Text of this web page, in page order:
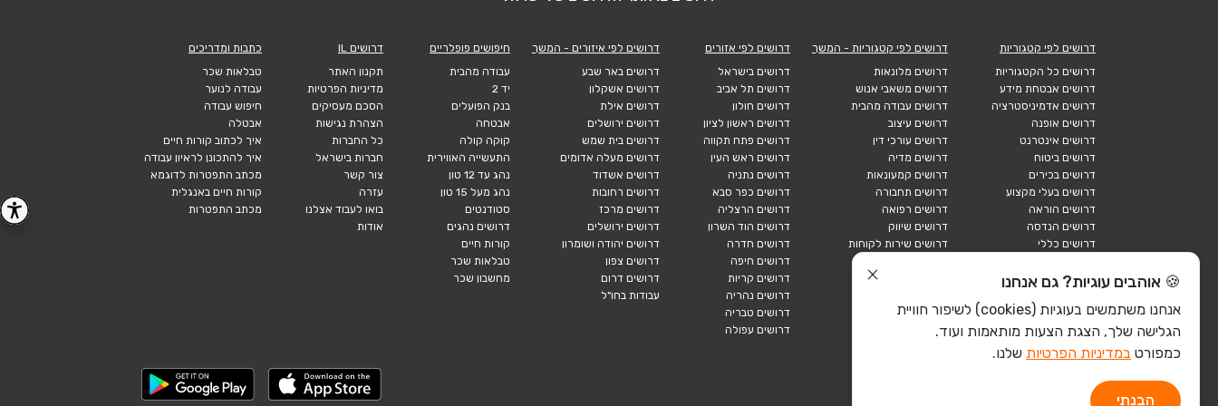
דרושים לפי קטגוריות
דרושים כל הקטגוריות
דרושים אבטחת מידע
דרושים אדמיניסטרציה
דרושים אופנה
דרושים אינטרנט
דרושים ביטוח
דרושים בכירים
דרושים בעלי מקצוע
דרושים הוראה
דרושים הנדסה
דרושים כללי
דרושים לוגיסטיקה
דרושים מכירות
הייטק חומרה
דרושים לפי קטגוריות - המשך
דרושים מלונאות
דרושים משאבי אנוש
דרושים עבודה מהבית
דרושים עיצוב
דרושים עורכי דין
דרושים מדיה
דרושים קמעונאות
דרושים תחבורה
דרושים רפואה
דרושים שיווק
דרושים שירות לקוחות
הייטק כללי
הייטק תוכנה
דרושים לפי אזורים
דרושים בישראל
דרושים תל אביב
דרושים חולון
דרושים ראשון לציון
דרושים פתח תקווה
דרושים ראש העין
דרושים נתניה
דרושים כפר סבא
דרושים הרצליה
דרושים הוד השרון
דרושים חדרה
דרושים חיפה
דרושים קריות
דרושים נהריה
דרושים טבריה
דרושים עפולה
דרושים לפי איזורים - המשך
דרושים באר שבע
דרושים אשקלון
דרושים אילת
דרושים ירושלים
דרושים בית שמש
דרושים מעלה אדומים
דרושים אשדוד
דרושים רחובות
דרושים מרכז
דרושים ירושלים
דרושים יהודה ושומרון
דרושים צפון
דרושים דרום
עבודות בחו"ל
חיפושים פופלריים
עבודה מהבית
יד 2
בנק הפועלים
אבטחה
קוקה קולה
התעשייה האווירית
נהג עד 12 טון
נהג מעל 15 טון
סטודנטים
דרושים נהגים
קורות חיים
טבלאות שכר
מחשבון שכר
דרושים IL
תקנון האתר
מדיניות הפרטיות
הסכם מעסיקים
הצהרת נגישות
כל החברות
חברות בישראל
צור קשר
עזרה
בואו לעבוד אצלנו
אודות
כתבות ומדריכים
טבלאות שכר
עבודה לנוער
חיפוש עבודה
אבטלה
איך לכתוב קורות חיים
איך להתכונן לראיון עבודה
מכתב התפטרות לדוגמא
קורות חיים באנגלית
מכתב התפטרות
🍪 אוהבים עוגיות? גם אנחנו
אנחנו משתמשים בעוגיות (cookies) לשיפור חוויית
הגלישה שלך, הצגת הצעות מותאמות ועוד.
כמפורט במדיניות הפרטיות שלנו.
הבנתי